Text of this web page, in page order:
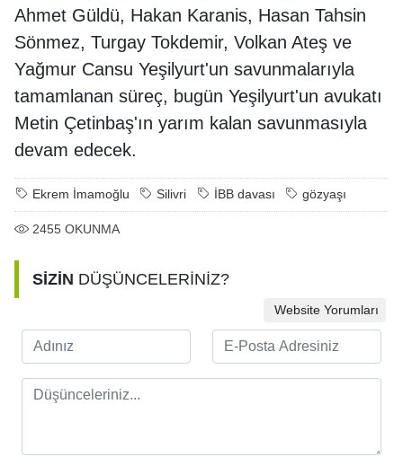
Ahmet Güldü, Hakan Karanis, Hasan Tahsin
Sönmez, Turgay Tokdemir, Volkan Ateş ve
Yağmur Cansu Yeşilyurt'un savunmalarıyla
tamamlanan süreç, bugün Yeşilyurt'un avukatı
Metin Çetinbaş'ın yarım kalan savunmasıyla
devam edecek.
Ekrem İmamoğlu Silivri İBB davası gözyaşı
2455 OKUNMA
SİZİN DÜŞÜNCELERİNİZ?
Website Yorumları